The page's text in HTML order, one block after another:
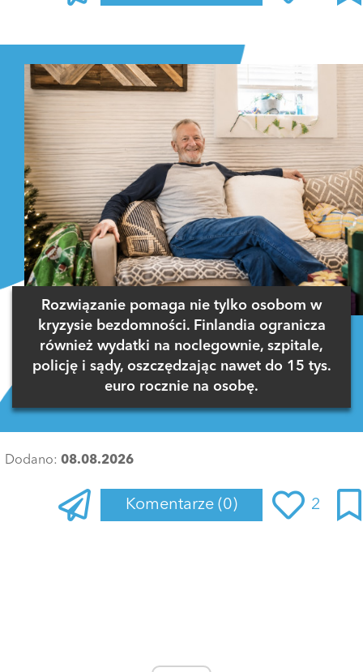
Rozwiązanie pomaga nie tylko osobom w
kryzysie bezdomności. Finlandia ogranicza
również wydatki na noclegownie, szpitale,
policję i sądy, oszczędzając nawet do 15 tys.
euro rocznie na osobę.
Dodano: 08.08.2026
Komentarze (0) 2